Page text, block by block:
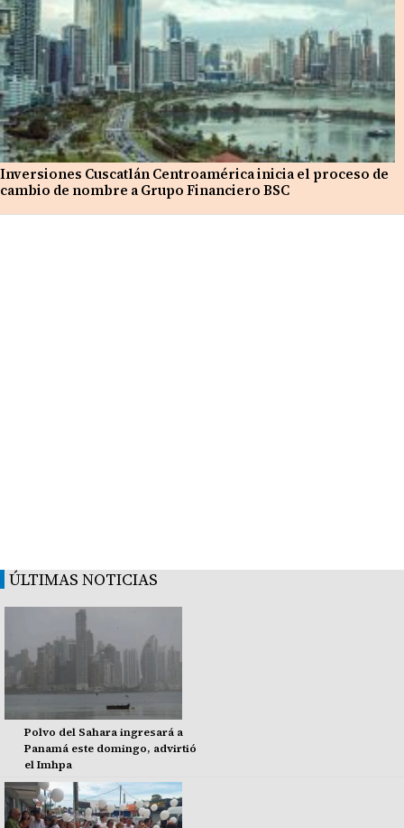
Inversiones Cuscatlán Centroamérica inicia el proceso de
cambio de nombre a Grupo Financiero BSC
ÚLTIMAS NOTICIAS
Polvo del Sahara ingresará a
Panamá este domingo, advirtió
el Imhpa